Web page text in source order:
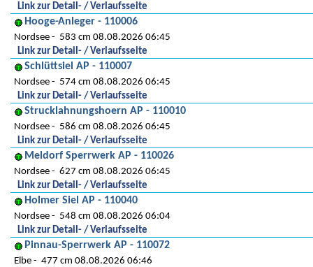
Link zur Detail- / Verlaufsseite
Hooge-Anleger - 110006
Nordsee
583 cm 08.08.2026 06:45
Link zur Detail- / Verlaufsseite
Schlüttsiel AP - 110007
Nordsee
574 cm 08.08.2026 06:45
Link zur Detail- / Verlaufsseite
Strucklahnungshoern AP - 110010
Nordsee
586 cm 08.08.2026 06:45
Link zur Detail- / Verlaufsseite
Meldorf Sperrwerk AP - 110026
Nordsee
627 cm 08.08.2026 06:45
Link zur Detail- / Verlaufsseite
Holmer Siel AP - 110040
Nordsee
548 cm 08.08.2026 06:04
Link zur Detail- / Verlaufsseite
Pinnau-Sperrwerk AP - 110072
Elbe
477 cm 08.08.2026 06:46